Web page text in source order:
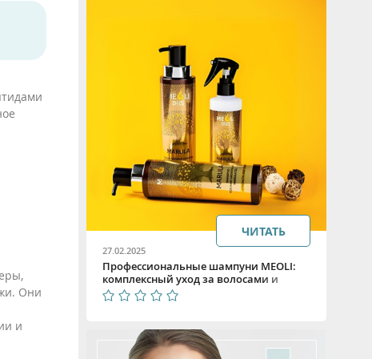
Они
и
27.02.2025
Профессиональные шампуни MEOLI:
комплексный уход за волосами и
дополнительный доход салона
ЧИТАТЬ